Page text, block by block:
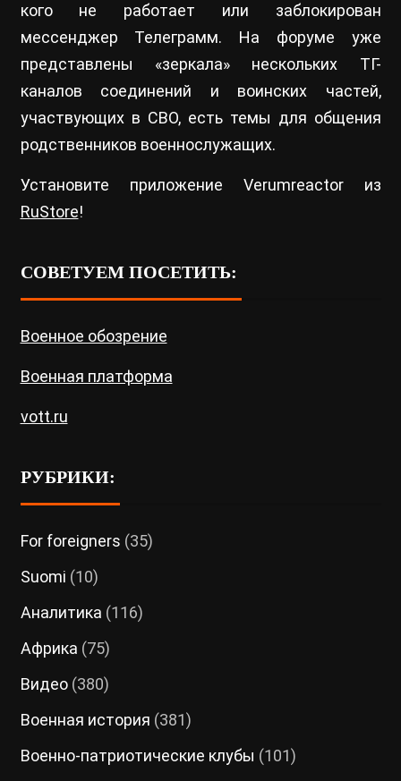
кого не работает или заблокирован
мессенджер Телеграмм. На форуме уже
представлены «зеркала» нескольких ТГ-
каналов соединений и воинских частей,
участвующих в СВО, есть темы для общения
родственников военнослужащих.
Установите приложение Verumreactor из
RuStore!
СОВЕТУЕМ ПОСЕТИТЬ:
Военное обозрение
Военная платформа
vott.ru
РУБРИКИ:
For foreigners (35)
Suomi (10)
Аналитика (116)
Африка (75)
Видео(380)
Военная история (381)
Военно-патриотические клубы (101)